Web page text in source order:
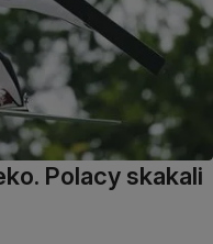
Polacy skakali